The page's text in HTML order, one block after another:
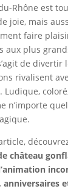
Rhône est
joie, mais
faire
aux plus
de divertir
rivalisent
. Ludique,
n’importe
château
anniversaires